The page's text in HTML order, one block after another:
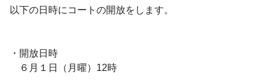
以下の日時にコートの開放をします。
・開放日時
６月１日（月曜）12時